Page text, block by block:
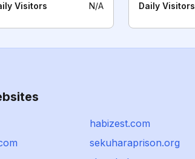
Visitors N/A Daily Visitors
habizest.com
sekuharaprison.org